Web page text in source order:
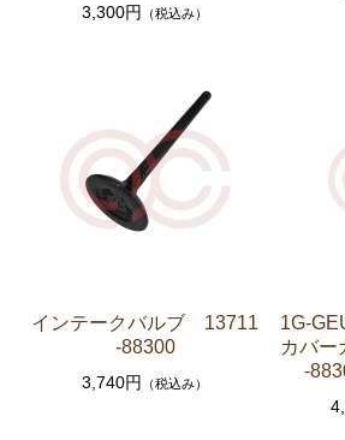
スープラ JZA80
エンジンパーツ 2JZ-GE JZA80
ソアラ GZ10 MZ10 MZ11 MZ12
エンジンパーツ 5M-GEU MZ11
エンジンパーツ 6M-GEU MZ12
エンジンパーツ 1G-GEU GZ10
エンジンパーツ 1G-EU GZ10
エンジンパーツ 共通（マウント
イル センサー デスビローター
3,300円 （税込み）
インテークバルブ 13711
-88300
3,740円 （税込み）
1G-
カバ
-